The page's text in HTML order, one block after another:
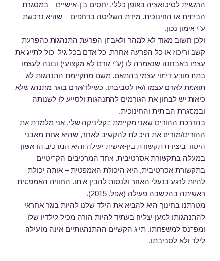
הרגשית לסיטואציה באופן כללי. יחסים בין-אישיים – במסגרת
הביתית או החינוכית. מידת השליטה בדחפים – שהיא נרכשת
ע"י אימון נכון.
ולכן חשוב מאוד לא למהר ולאבחן הפרעת התנהגות כהפרעת
קשב וריכוז או כל הפרעה אחרת. כל אדם בכל גיל יכול לתייג את
עצמו באבחנה שנאמרה לו (ע"י גורם לא מקצועי) ובונה לעצמו
בתת מודע דימוי עצמי בהתאם. משם מתקיימת התנהגות לא
תואמת לאדם עצמו ו/או לסביבתו. כשילד/אדם בוגר מתנהג שלא
כיאות יש לבחון את הגורמים להתנהגות ולסייע לו לשנותה
ובמסגרת הביתית והחינוכית.
בהדרכת ההורים שאני מקיימת בקליניקה שלי, אני מלמדת את
ההורים/מורים את היכולת להקשיב לאחר, שהיא אחת מאבני
היסוד ביצירת תקשורת בין-אישית יעילה והיא המרכיב הראשון
במעלה בתקשורת אסרטיבית. אחד המרכיבים הקריטיים
בתקשורת אסרטיבית, היא היכולת האמפטית – אותה יכולת
להיות לרגע בנעלי האחר ולנסות להבין אותו. החוויה האמפטית
ראשיתה בהקשבה פעילה (אפל, 2015).
מטרתנו בחינוך היא להביא את הילד שלנו להיות בוגר אחראי
להתנהגותו למען יצליח בעתיד להיות הורה מכיל לילדיו שלו
ומפרנס למשפחתו. תיוג הקשיים ההתנהגותיים אינה מועילה
לילד ולא לסביבתו.